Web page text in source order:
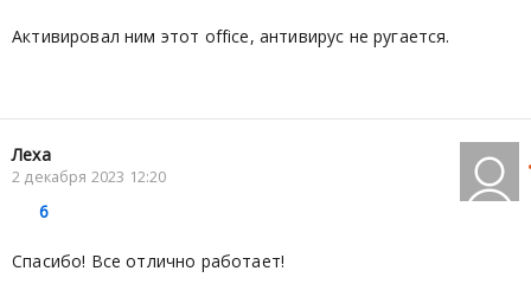
Активировал ним этот office, антивирус не ругается.
Леха
2 декабря 2023 12:20
6
Спасибо! Все отлично работает!